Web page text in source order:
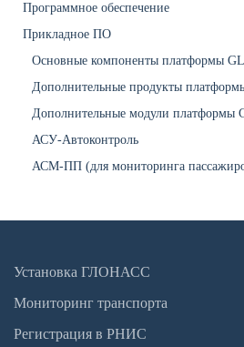
Программное обеспечение
Прикладное ПО
Основные компоненты платформы
Дополнительные продукты
Дополнительные модули платформы
АСУ-Автоконтроль
АСМ-ПП (для мониторинга
Установка ГЛОНАСС
Мониторинг транспорта
Регистрация в РНИС